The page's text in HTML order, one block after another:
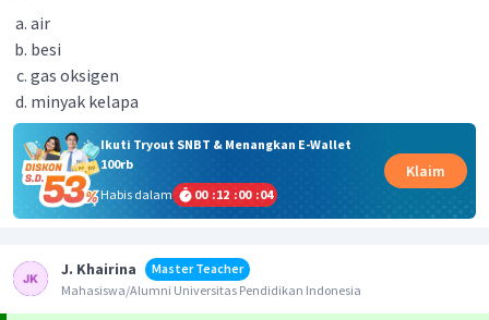
air
besi
gas oksigen
minyak kelapa
Ikuti Tryout SNBT & Menangkan E-Wallet
100rb
Habis dalam
00 :12 :00 :04
Klaim
J. Khairina
Master Teacher
Mahasiswa/Alumni Universitas Pendidikan Indonesia